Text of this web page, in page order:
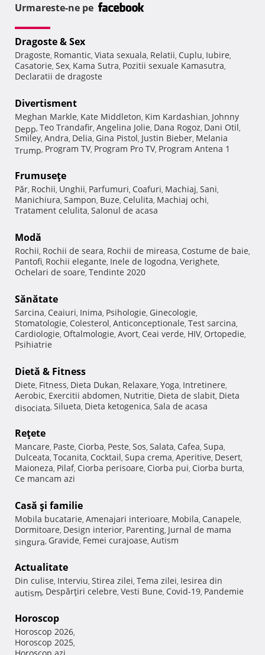
Urmareste-ne pe
Dragoste & Sex
Dragoste, Romantic, Viata sexuala, Relatii, Cuplu, Iubire,
Casatorie, Sex, Kama Sutra, Pozitii sexuale Kamasutra,
Declaratii de dragoste
Divertisment
Meghan Markle, Kate Middleton, Kim Kardashian, Johnny
Depp, Teo Trandafir, Angelina Jolie, Dana Rogoz, Dani Otil,
Smiley, Andra, Delia, Gina Pistol, Justin Bieber, Melania
Trump, Program TV, Program Pro TV, Program Antena 1
Frumuseţe
Păr, Rochii, Unghii, Parfumuri, Coafuri, Machiaj, Sani,
Manichiura, Sampon, Buze, Celulita, Machiaj ochi,
Tratament celulita, Salonul de acasa
Modă
Rochii, Rochii de seara, Rochii de mireasa, Costume de baie,
Pantofi, Rochii elegante, Inele de logodna, Verighete,
Ochelari de soare, Tendinte 2020
Sănătate
Sarcina, Ceaiuri, Inima, Psihologie, Ginecologie,
Stomatologie, Colesterol, Anticonceptionale, Test sarcina,
Cardiologie, Oftalmologie, Avort, Ceai verde, HIV, Ortopedie,
Psihiatrie
Dietă & Fitness
Diete, Fitness, Dieta Dukan, Relaxare, Yoga, Intretinere,
Aerobic, Exercitii abdomen, Nutritie, Dieta de slabit, Dieta
disociata, Silueta, Dieta ketogenica, Sala de acasa
Reţete
Mancare, Paste, Ciorba, Peste, Sos, Salata, Cafea, Supa,
Dulceata, Tocanita, Cocktail, Supa crema, Aperitive, Desert,
Maioneza, Pilaf, Ciorba perisoare, Ciorba pui, Ciorba burta,
Ce mancam azi
Casă şi familie
Mobila bucatarie, Amenajari interioare, Mobila, Canapele,
Dormitoare, Design interior, Parenting, Jurnal de mama
singura, Gravide, Femei curajoase, Autism
Actualitate
Din culise, Interviu, Stirea zilei, Tema zilei, Iesirea din
autism, Despărţiri celebre, Vesti Bune, Covid-19, Pandemie
Horoscop
Horoscop 2026,
Horoscop 2025,